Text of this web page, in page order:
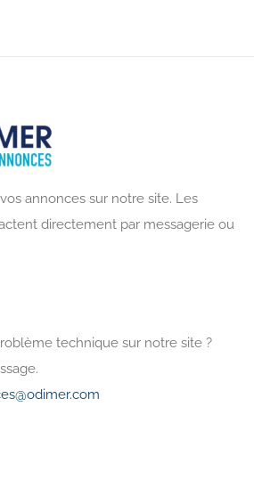
annonces sur notre site. Les
directement par messagerie ou
technique sur notre site ?